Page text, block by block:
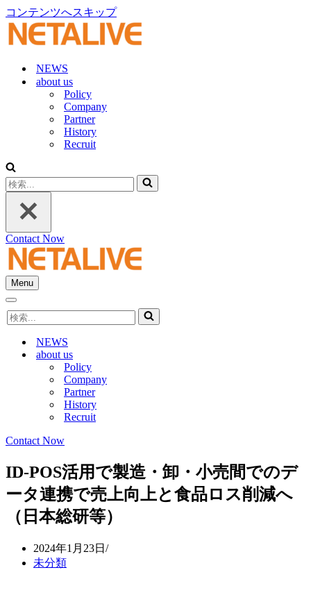
コンテンツへスキップ
NEWS
about us
Policy
Company
Partner
History
Recruit
検
索...
Contact Now
Menu
ナ
ゲ
シ
ョ
ナ
ビ
検
索...
NEWS
about us
Policy
Company
Partner
History
Recruit
Contact Now
ID-POS活用で製造・卸・小売間でのデ
ータ連携で売上向上と食品ロス削減へ
（日本総研等）
2024年1月23日
未分類